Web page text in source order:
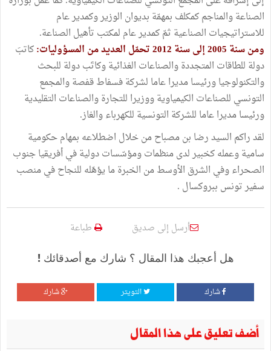
الصناعة والمناجم كمكلف بمهمّة بديوان الوزير وكمدير عام
للاستراتيجيات الصناعية ثمّ كمدير عام لمكتب تأهيل الصناعة.
ومن سنة 2005 إلى سنة 2012 تحمّل العديد من المسؤوليات:
كاتبَ
دولة للطاقات المتجددة والصناعات الغذائية وكاتَب دولة للبحث
والتكنولوجيا ورئيسا مديرا عاما لشركة فسفاط قفصة والمجمع
التونسي للصناعات الكيمياوية ووزيرا للتجارة والصناعات التقليدية
ورئيسا مديرا عاما للشركة التونسية للكهرباء والغاز.
لقد راكم السيد رضا بن مصباح من خلال اضطلاعه بمهام حكومية
سامية وعمله كخبير لدى منظمات ومؤسّسات دولية في أفريقيا جنوب
الصحراء وفي الشرق الأوسط من الخبرة ما يؤهّله للنجاح في منصب
سفير تونس ببروكسال .
أرسل إلى صديق طباعة
هل أعجبك هذا المقال ؟ شارك مع أصدقائك !
شارك التويتر شارك
أضف تعليق على هذا المقال